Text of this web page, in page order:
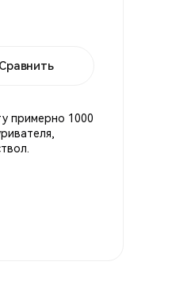
Сравнить
примерно 1000